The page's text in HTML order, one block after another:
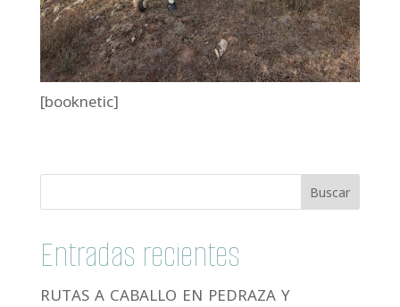
[booknetic]
Entradas recientes
RUTAS A CABALLO EN PEDRAZA Y